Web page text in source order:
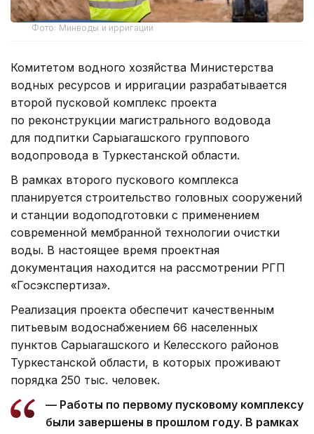
Фото: Минводы и ирригации
Комитетом водного хозяйства Министерства
водных ресурсов и ирригации разрабатывается
второй пусковой комплекс проекта
по реконструкции магистрального водовода
для подпитки Сарыагашского группового
водопровода в Туркестанской области.
В рамках второго пускового комплекса
планируется строительство головных сооружений
и станции водоподготовки с применением
современной мембранной технологии очистки
воды. В настоящее время проектная
документация находится на рассмотрении РГП
«Госэкспертиза».
Реализация проекта обеспечит качественным
питьевым водоснабжением 66 населенных
пунктов Сарыагашского и Келесского районов
Туркестанской области, в которых проживают
порядка 250 тыс. человек.
— Работы по первому пусковому комплексу
были завершены в прошлом году. В рамках